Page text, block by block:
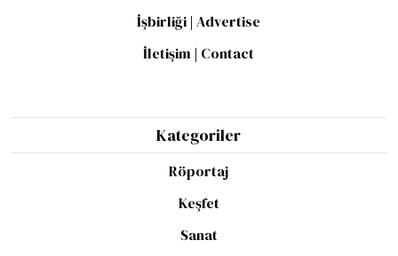
İşbirliği | Advertise
İletişim | Contact
Kategoriler
Röportaj
Keşfet
Sanat